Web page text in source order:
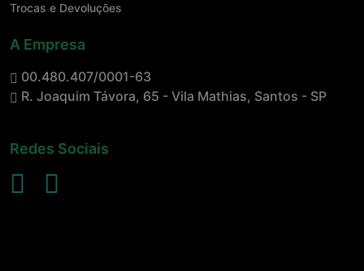
Trocas e Devoluções
A Empresa
00.480.407/0001-63
R. Joaquim Távora, 65 - Vila Mathias, Santos - SP
Redes Sociais